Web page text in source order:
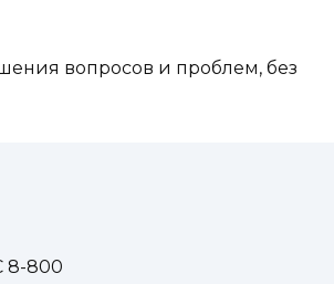
вопросов и проблем, без
8-800